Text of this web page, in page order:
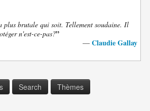
plus brutale qui soit. Tellement soudaine. Il
n'est-ce-pas?”
— Claudie Gallay
Search Thèmes